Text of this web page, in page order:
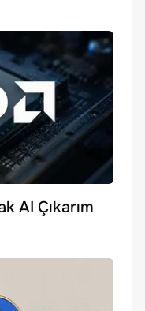
AI Çıkarım